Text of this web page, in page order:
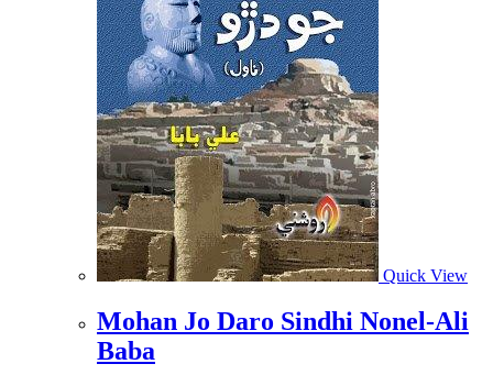
Quick View
Mohan Jo Daro Sindhi Nonel-Ali
Baba